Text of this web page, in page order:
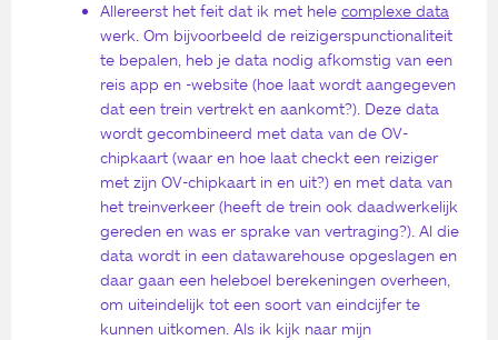
Allereerst het feit dat ik met hele complexe data
werk. Om bijvoorbeeld de reizigerspunctionaliteit
te bepalen, heb je data nodig afkomstig van een
reis app en -website (hoe laat wordt aangegeven
dat een trein vertrekt en aankomt?). Deze data
wordt gecombineerd met data van de OV-
chipkaart (waar en hoe laat checkt een reiziger
met zijn OV-chipkaart in en uit?) en met data van
het treinverkeer (heeft de trein ook daadwerkelijk
gereden en was er sprake van vertraging?). Al die
data wordt in een datawarehouse opgeslagen en
daar gaan een heleboel berekeningen overheen,
om uiteindelijk tot een soort van eindcijfer te
kunnen uitkomen. Als ik kijk naar mijn